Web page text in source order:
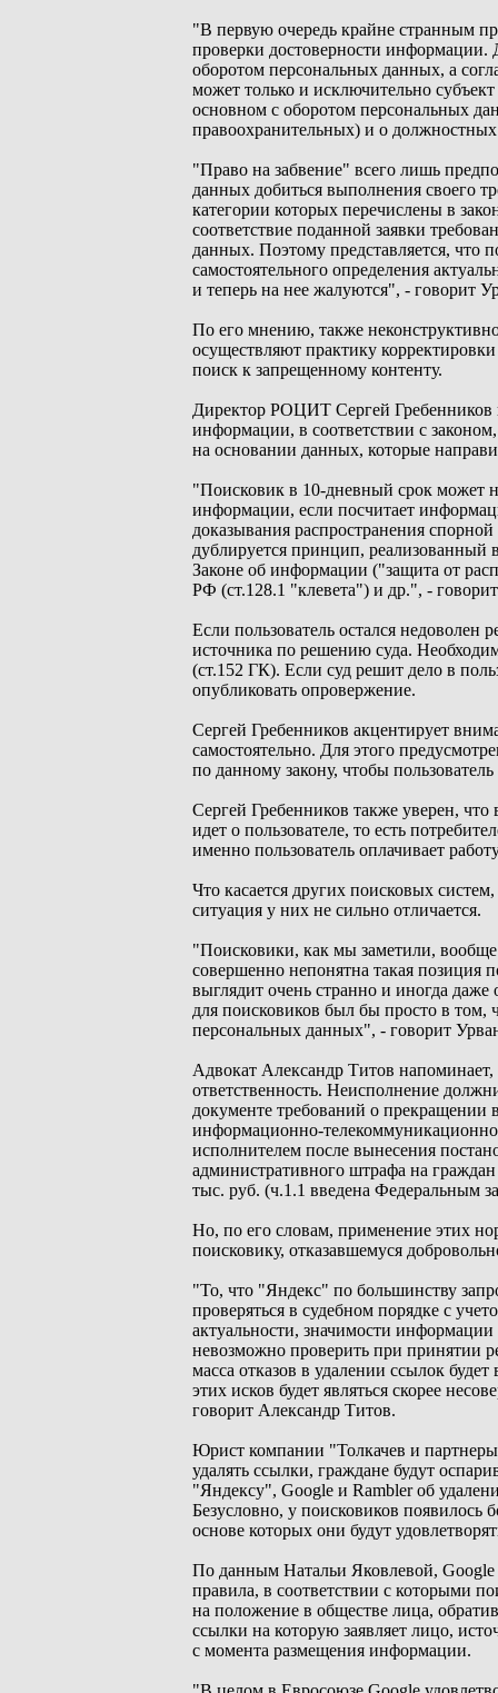
"В первую очередь крайне странным
проверки достоверности информации.
оборотом персональных данных, а
может только и исключительно
основном с оборотом персональных
правоохранительных) и о
"Право на забвение" всего лишь
данных добиться выполнения своего
категории которых перечислены в
соответствие поданной заявки
данных. Поэтому представляется, что
самостоятельного определения
и теперь на нее жалуются", - говорит
По его мнению, также
осуществляют практику
поиск к запрещенному контенту.
Директор РОЦИТ Сергей Гребенников
информации, в соответствии с
на основании данных, которые
"Поисковик в 10-дневный срок может
информации, если посчитает
доказывания распространения
дублируется принцип,
Законе об информации ("защита от
РФ (ст.128.1 "клевета") и др.", -
Если пользователь остался недоволен
источника по решению суда.
(ст.152 ГК). Если суд решит дело в
опубликовать опровержение.
Сергей Гребенников акцентирует
самостоятельно. Для этого
по данному закону, чтобы
Сергей Гребенников также уверен,
идет о пользователе, то есть
именно пользователь оплачивает
Что касается других поисковых
ситуация у них не сильно отличается.
"Поисковики, как мы заметили,
совершенно непонятна такая позиция
выглядит очень странно и иногда
для поисковиков был бы просто в том,
персональных данных", - говорит
Адвокат Александр Титов напоминает,
ответственность. Неисполнение
документе требований о
информационно-
исполнителем после вынесения
административного штрафа на
тыс. руб. (ч.1.1 введена Федеральным
Но, по его словам, применение этих
поисковику, отказавшемуся
"То, что "Яндекс" по большинству
проверяться в судебном порядке с
актуальности, значимости
невозможно проверить при принятии
масса отказов в удалении ссылок
этих исков будет являться скорее
говорит Александр Титов.
Юрист компании "Толкачев и
удалять ссылки, граждане будут
"Яндексу", Google и Rambler об
Безусловно, у поисковиков
основе которых они будут
По данным Натальи Яковлевой, Google
правила, в соответствии с которыми
на положение в обществе лица,
ссылки на которую заявляет лицо,
с момента размещения информации.